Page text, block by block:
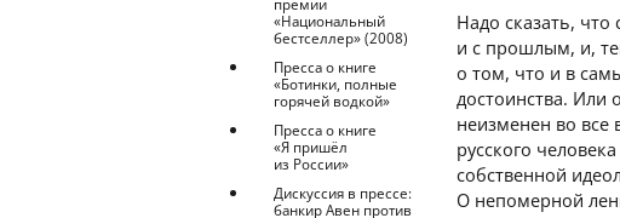
премии
«Национальный
бестселлер» (2008)
Пресса о книге
«Ботинки, полные
горячей водкой»
Пресса о книге
«Я пришёл
из России»
Дискуссия в прессе:
банкир Авен против
Надо сказать, что
и с прошлым, и,
о том, что и в
достоинства. Или
неизменен во все
русского
собственной
О непомерной